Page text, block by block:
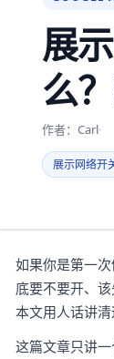
展
么
作者：Carl
展示网络开
如果你是第一
底要不要开、
本文用人话讲
这篇文章只讲一